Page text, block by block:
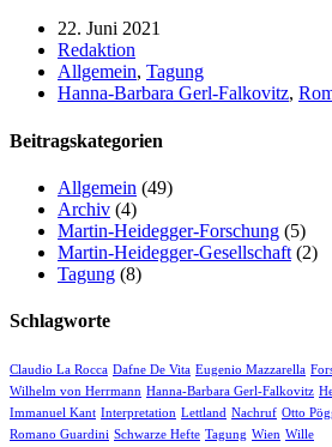
22. Juni 2021
Redaktion
Allgemein, Tagung
Hanna-Barbara Gerl-Falkovitz,
Beitragskategorien
Allgemein (49)
Archiv (4)
Martin-Heidegger-Forschung (5)
Martin-Heidegger-Gesellschaft (2)
Tagung (8)
Schlagworte
Claudio La Rocca Dafne De Vita Eugenio Mazzarella
Wilhelm von Herrmann Hanna-Barbara Gerl-Falkovitz
Immanuel Kant Interpretation Lettland Nachruf Otto
Romano Guardini Schwarze Hefte Tagung Wien Wille